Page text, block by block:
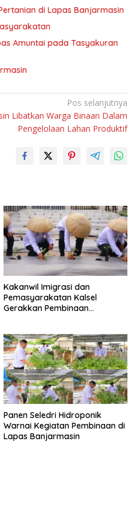
di Lapas Banjarmasin
Amuntai pada Tasyakuran
Pos selanjutnya
Libatkan Warga Binaan Dalam
Pengelolaan Lahan Produktif
Kakanwil Imigrasi dan
Pemasyarakatan Kalsel
Gerakkan Pembinaan
Panen Seledri Hidroponik
Warnai Kegiatan Pembinaan di
Lapas Banjarmasin